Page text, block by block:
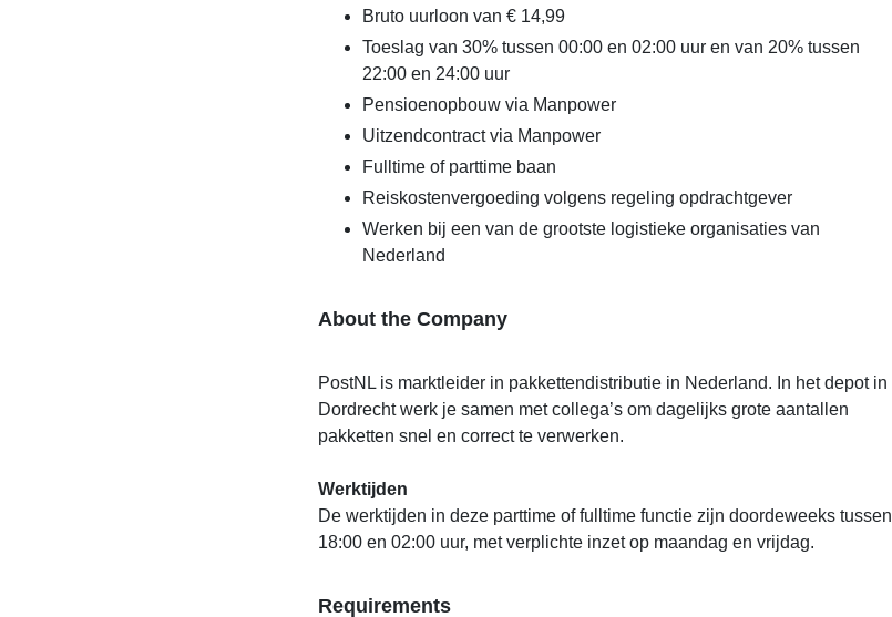
Bruto uurloon van € 14,99
Toeslag van 30% tussen 00:00 en 02:00 uur en van 20% tussen
22:00 en 24:00 uur
Pensioenopbouw via Manpower
Uitzendcontract via Manpower
Fulltime of parttime baan
Reiskostenvergoeding volgens regeling opdrachtgever
Werken bij een van de grootste logistieke organisaties van
Nederland
About the Company
PostNL is marktleider in pakkettendistributie in Nederland. In het depot in
Dordrecht werk je samen met collega’s om dagelijks grote aantallen
pakketten snel en correct te verwerken.
Werktijden
De werktijden in deze parttime of fulltime functie zijn doordeweeks tussen
18:00 en 02:00 uur, met verplichte inzet op maandag en vrijdag.
Requirements